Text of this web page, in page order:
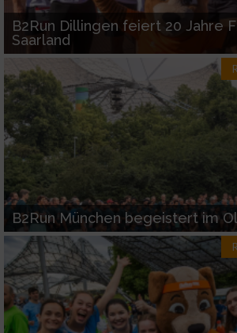
B2Run Dillingen feiert 20 Jahre
Saarland
B2Run München begeistert im